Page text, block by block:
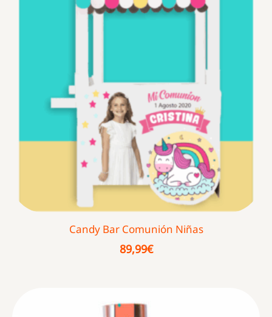
Candy Bar Comunión Niñas
89,99€